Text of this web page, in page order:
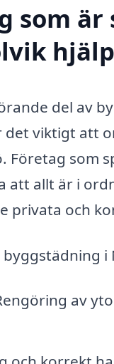
som är
del av
viktigt att
Företag som
att allt är i
privata och
i
av